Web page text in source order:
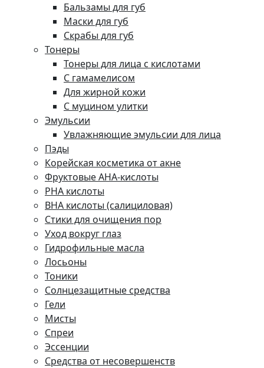
Бальзамы для губ
Маски для губ
Скрабы для губ
Тонеры
Тонеры для лица с кислотами
С гамамелисом
Для жирной кожи
С муцином улитки
Эмульсии
Увлажняющие эмульсии для лица
Пэды
Корейская косметика от акне
Фруктовые AHA-кислоты
PHA кислоты
BHA кислоты (салициловая)
Стики для очищения пор
Уход вокруг глаз
Гидрофильные масла
Лосьоны
Тоники
Солнцезащитные средства
Гели
Мисты
Спреи
Эссенции
Средства от несовершенств